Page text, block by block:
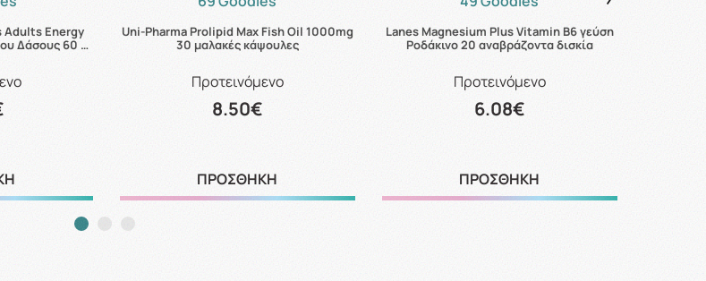
Energy
Δάσους 60 …
Uni-Pharma Prolipid Max Fish Oil 1000mg
30 μαλακές κάψουλες
Προτεινόμενο
8.50€
ΠΡΟΣΘΗΚΗ
Lanes Magnesium Plus Vitamin B6 γεύση
Ροδάκινο 20 αναβράζοντα δισκία
Προτεινόμενο
6.08€
ΠΡΟΣΘΗΚΗ